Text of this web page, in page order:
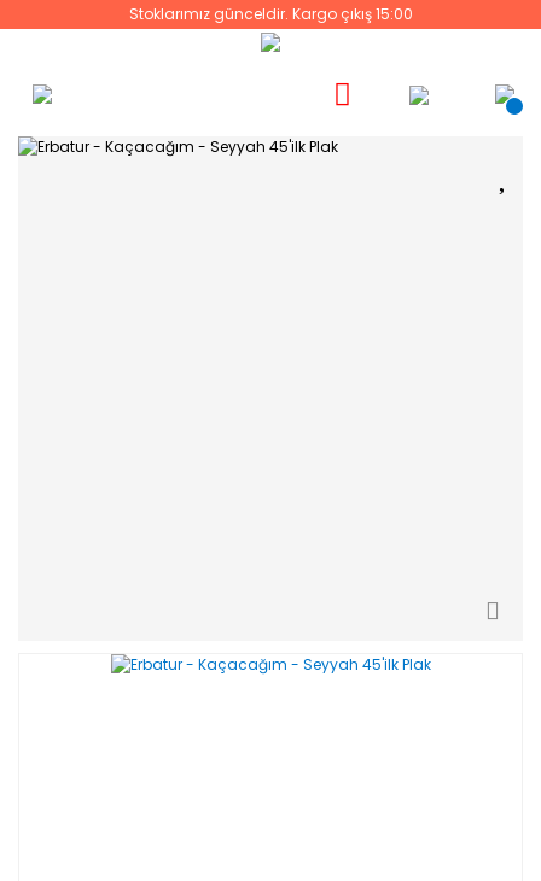
Stoklarımız günceldir. Kargo çıkış 15:00